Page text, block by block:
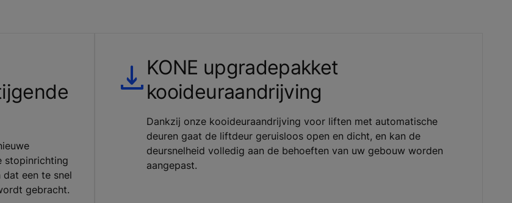
stopinrichting
een te snel
gebracht.
KONE upgradepakket
kooideuraandrijving
Dankzij onze kooideuraandrijving voor liften met automatische
deuren gaat de liftdeur geruisloos open en dicht, en kan de
deursnelheid volledig aan de behoeften van uw gebouw worden
aangepast.